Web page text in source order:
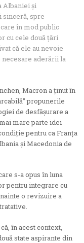
Albaniei și
sinceră, spre
în mod public
cu cele două țări
că ele au nevoie
necesare aderării la
Macron a ținut în
propunerile
de desfășurare a
mare parte idei
pentru ca Franța
și Macedonia de
s-a opus în luna
pentru integrare cu
o revizuire a
în acest context,
state aspirante din